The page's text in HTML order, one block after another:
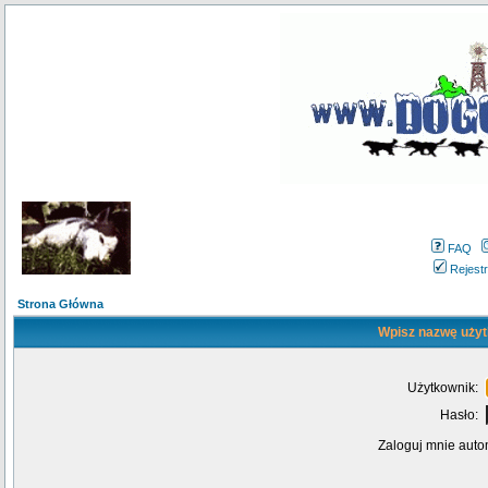
FAQ
Strona Główna
Wpisz nazwę
Użytkownik:
Hasło:
Zaloguj mnie